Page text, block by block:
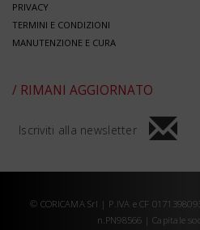
PRIVACY
TERMINI E CONDIZIONI
MANUTENZIONE E CURA
/ RIMANI AGGIORNATO
Iscriviti alla newsletter
© CORICAMA Srl | P.IVA e CF
n.PN98566 | Capitale